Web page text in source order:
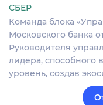
СБЕР
Команда блока
Московского банка
Руководителя
лидера, способного
уровень, создав